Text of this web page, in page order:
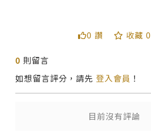
0 讚 收藏 0
0 則留言
如想留言評分，請先 登入會員 ！
目前沒有評論